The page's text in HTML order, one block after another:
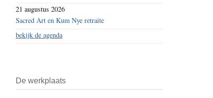
21 augustus 2026
Sacred Art en Kum Nye retraite
bekijk de agenda
De werkplaats